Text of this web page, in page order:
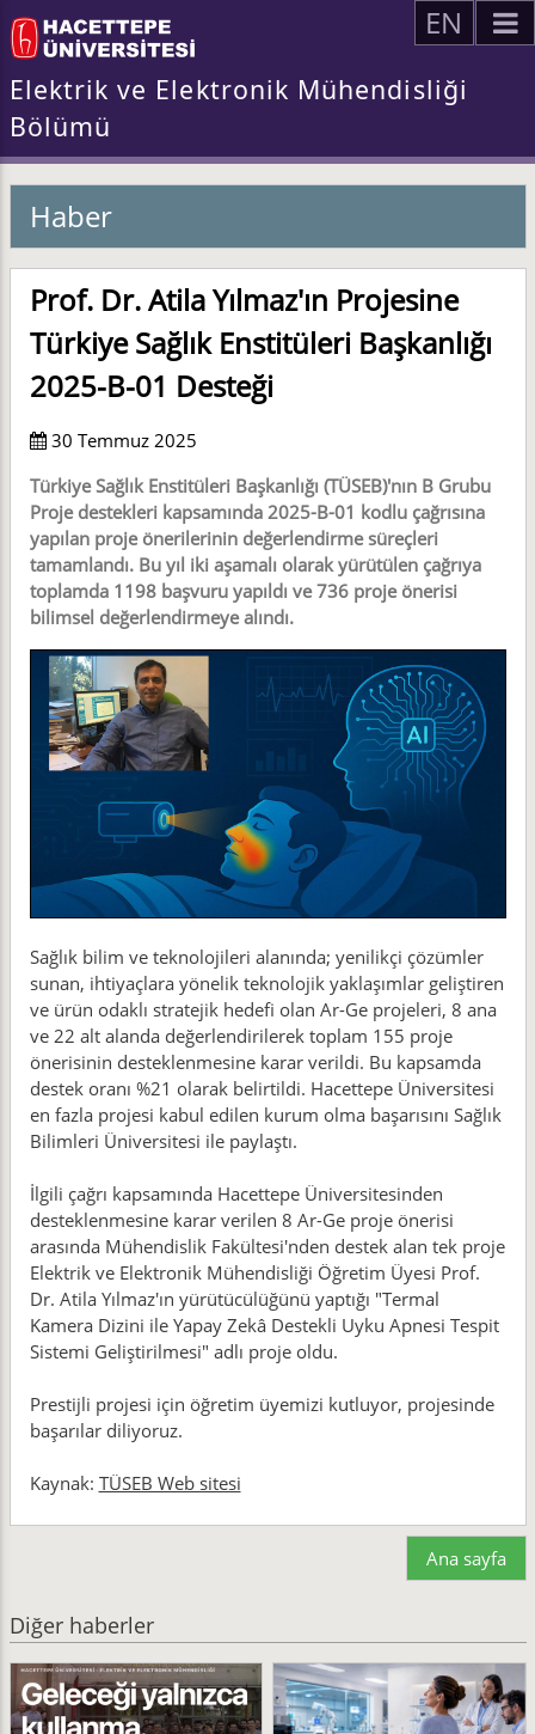
EN
Elektrik ve Elektronik Mühendisliği
Bölümü
Haber
Prof. Dr. Atila Yılmaz'ın Projesine
Türkiye Sağlık Enstitüleri Başkanlığı
2025-B-01 Desteği
30 Temmuz 2025
Türkiye Sağlık Enstitüleri Başkanlığı (TÜSEB)'nın B Grubu
Proje destekleri kapsamında 2025-B-01 kodlu çağrısına
yapılan proje önerilerinin değerlendirme süreçleri
tamamlandı. Bu yıl iki aşamalı olarak yürütülen çağrıya
toplamda 1198 başvuru yapıldı ve 736 proje önerisi
bilimsel değerlendirmeye alındı.
Sağlık bilim ve teknolojileri alanında; yenilikçi çözümler
sunan, ihtiyaçlara yönelik teknolojik yaklaşımlar geliştiren
ve ürün odaklı stratejik hedefi olan Ar-Ge projeleri, 8 ana
ve 22 alt alanda değerlendirilerek toplam 155 proje
önerisinin desteklenmesine karar verildi. Bu kapsamda
destek oranı %21 olarak belirtildi. Hacettepe Üniversitesi
en fazla projesi kabul edilen kurum olma başarısını Sağlık
Bilimleri Üniversitesi ile paylaştı.
İlgili çağrı kapsamında Hacettepe Üniversitesinden
desteklenmesine karar verilen 8 Ar-Ge proje önerisi
arasında Mühendislik Fakültesi'nden destek alan tek proje
Elektrik ve Elektronik Mühendisliği Öğretim Üyesi Prof.
Dr. Atila Yılmaz'ın yürütücülüğünü yaptığı "Termal
Kamera Dizini ile Yapay Zekâ Destekli Uyku Apnesi Tespit
Sistemi Geliştirilmesi" adlı proje oldu.
Prestijli projesi için öğretim üyemizi kutluyor, projesinde
başarılar diliyoruz.
Kaynak: TÜSEB Web sitesi
Ana sayfa
Diğer haberler